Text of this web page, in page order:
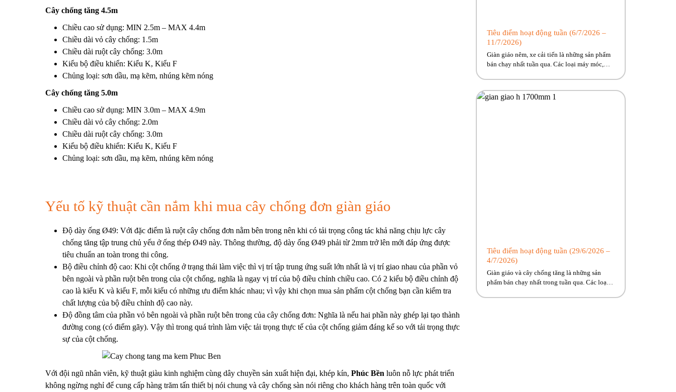
Cây chống tăng 4.5m
Chiều cao sử dụng: MIN 2.5m – MAX 4.4m
Chiều dài vỏ cây chống: 1.5m
Chiều dài ruột cây chống: 3.0m
Kiểu bộ điều khiển: Kiểu K, Kiểu F
Chủng loại: sơn dầu, mạ kẽm, nhúng kẽm nóng
Cây chống tăng 5.0m
Chiều cao sử dụng: MIN 3.0m – MAX 4.9m
Chiều dài vỏ cây chống: 2.0m
Chiều dài ruột cây chống: 3.0m
Kiểu bộ điều khiển: Kiểu K, Kiểu F
Chủng loại: sơn dầu, mạ kẽm, nhúng kẽm nóng
Yếu tố kỹ thuật cần nắm khi mua cây chống đơn giàn giáo
Độ dày ống Ø49: Với đặc điểm là ruột cây chống đơn nằm bên trong nên khi có tải trọng công tác khả năng chịu lực cây
chống tăng tập trung chủ yếu ở ống thép Ø49 này. Thông thường, độ dày ống Ø49 phải từ 2mm trở lên mới đáp ứng được
tiêu chuẩn an toàn trong thi công.
Bộ điều chỉnh độ cao: Khi cột chống ở trạng thái làm việc thì vị trí tập trung ứng suất lớn nhất là vị trí giao nhau của phần vỏ
bên ngoài và phần ruột bên trong của cột chống, nghĩa là ngay vị trí của bộ điều chỉnh chiều cao. Có 2 kiểu bộ điều chỉnh độ
cao là kiểu K và kiểu F, mỗi kiểu có những ưu điểm khác nhau; vì vậy khi chọn mua sản phẩm cột chống bạn cần kiểm tra
chất lượng của bộ điều chỉnh độ cao này.
Độ đồng tâm của phần vỏ bên ngoài và phần ruột bên trong của cây chống đơn: Nghĩa là nếu hai phần này ghép lại tạo thành
đường cong (có điểm gãy). Vậy thì trong quá trình làm việc tải trọng thực tế của cột chống giảm đáng kể so với tải trọng thực
sự của cột chống.
Với đội ngũ nhân viên, kỹ thuật giàu kinh nghiệm cùng dây chuyền sản xuất hiện đại, khép kín, Phúc Bền luôn nỗ lực phát triển
không ngừng nghỉ để cung cấp hàng trăm tấn thiết bị nói chung và cây chống sàn nói riêng cho khách hàng trên toàn quốc với
Tiêu điểm hoạt động tuần (6/7/2026 –
11/7/2026)
Giàn giáo nêm, xe cải tiến là những sản phẩm
bán chạy nhất tuần qua. Các loại máy móc,
đang chờ về với công trình của anh em! Hãy
cùng Phúc Bền điểm qua những […]
Tiêu điểm hoạt động tuần (29/6/2026 –
4/7/2026)
Giàn giáo và cây chống tăng là những sản
phẩm bán chạy nhất trong tuần qua. Các loại